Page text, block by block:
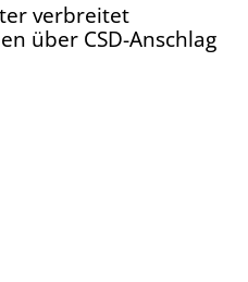
verbreitet
über CSD-Anschlag